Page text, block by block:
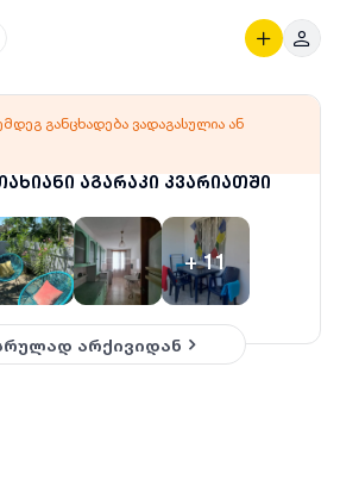
აგარაკი კვარიათში
+11
განცხადება ვადაგასულია ან
არქივიდან